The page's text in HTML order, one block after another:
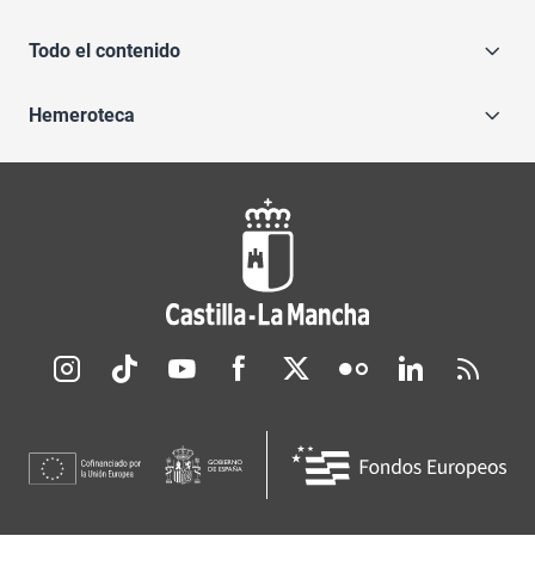
Todo el contenido
Hemeroteca
Redes sociales JCCM